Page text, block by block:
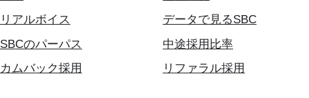
リアルボイス
データで見るSBC
SBCのパーパス
中途採用比率
カムバック採用
リファラル採用